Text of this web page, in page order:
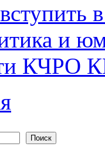
и
КЧРО